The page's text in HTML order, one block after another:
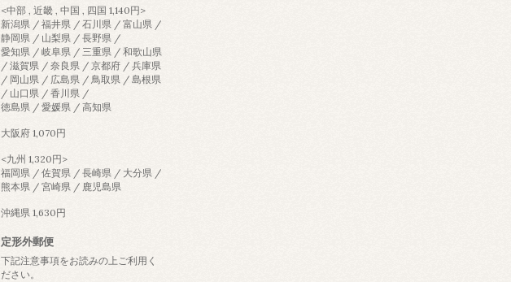
<中部 , 近畿 , 中国 , 四国 1,140円>
新潟県 / 福井県 / 石川県 / 富山県 /
静岡県 / 山梨県 / 長野県 /
愛知県 / 岐阜県 / 三重県 / 和歌山県
/ 滋賀県 / 奈良県 / 京都府 / 兵庫県
/ 岡山県 / 広島県 / 鳥取県 / 島根県
/ 山口県 / 香川県 /
徳島県 / 愛媛県 / 高知県
大阪府 1,070円
<九州 1,320円>
福岡県 / 佐賀県 / 長崎県 / 大分県 /
熊本県 / 宮崎県 / 鹿児島県
沖縄県 1,630円
定形外郵便
下記注意事項をお読みの上ご利用く
ださい。